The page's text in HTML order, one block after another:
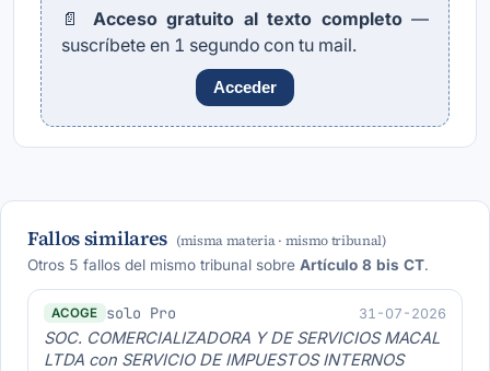
📄 Acceso gratuito al texto completo—
suscríbete en 1 segundo con tu mail.
Acceder
Fallos similares (misma materia · mismo tribunal)
Otros 5 fallos del mismo tribunal sobre Artículo 8 bis CT.
ACOGE solo Pro 31-07-2026
SOC. COMERCIALIZADORA Y DE SERVICIOS MACAL
LTDA con SERVICIO DE IMPUESTOS INTERNOS